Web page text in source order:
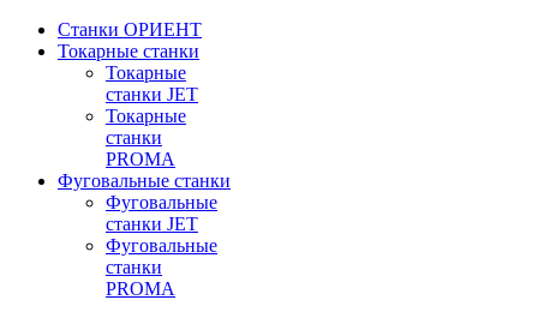
Станки ОРИЕНТ
Токарные станки
Toкарные
станки JET
Токарные
станки
PROMA
Фуговальные станки
Фуговальные
станки JET
Фуговальные
станки
PROMA